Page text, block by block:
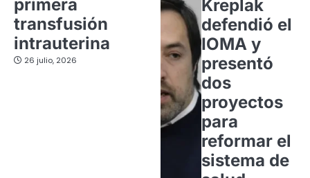
primera
transfusión
intrauterina
26 julio, 2026
Kreplak
defendió el
IOMA y
presentó
dos
proyectos
para
reformar el
sistema de